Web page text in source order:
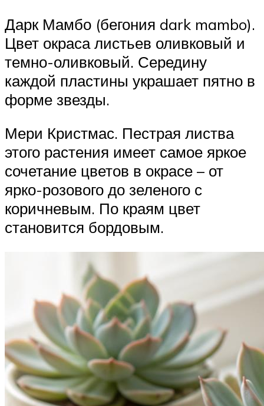
Дарк Мамбо (бегония dark mambo).
Цвет окраса листьев оливковый и
темно-оливковый. Середину
каждой пластины украшает пятно в
форме звезды.
Мери Кристмас. Пестрая листва
этого растения имеет самое яркое
сочетание цветов в окрасе – от
ярко-розового до зеленого с
коричневым. По краям цвет
становится бордовым.